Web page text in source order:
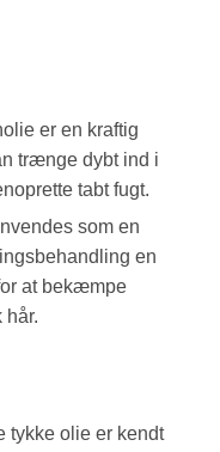
er en kraftig
trænge dybt ind i
tabt fugt.
som en
en
at bekæmpe
hår.
tykke olie er kendt